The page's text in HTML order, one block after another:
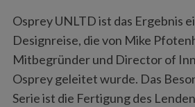
Osprey UNLTD ist das Ergebnis
Designreise, die von Mike
Mitbegründer und Director of
Osprey geleitet wurde. Das
Serie ist die Fertigung des